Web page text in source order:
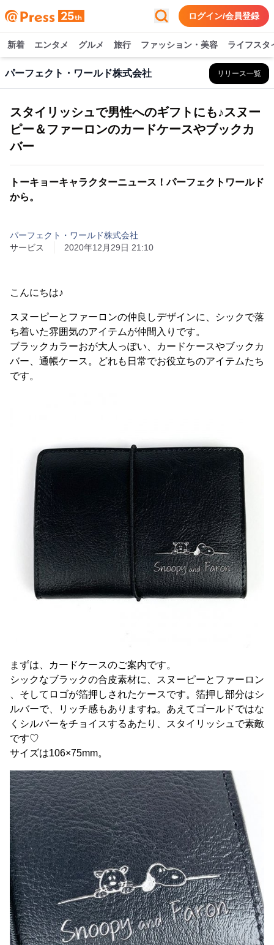
ログイン/会員登録
新着 エンタメ グルメ 旅行 ファッション・美容 ライフスタ
パーフェクト・ワールド株式会社 リリース一覧
スタイリッシュで男性へのギフトにも♪スヌー
ピー＆ファーロンのカードケースやブックカ
バー
トーキョーキャラクターニュース！パーフェクトワールド
から。
パーフェクト・ワールド株式会社
サービス
2020年12月29日 21:10
こんにちは♪
スヌーピーとファーロンの仲良しデザインに、シックで落
ち着いた雰囲気のアイテムが仲間入りです。
ブラックカラーおが大人っぽい、カードケースやブックカ
バー、通帳ケース。どれも日常でお役立ちのアイテムたち
です。
まずは、カードケースのご案内です。
シックなブラックの合皮素材に、スヌーピーとファーロン
、そしてロゴが箔押しされたケースです。箔押し部分はシ
ルバーで、リッチ感もありますね。あえてゴールドではな
くシルバーをチョイスするあたり、スタイリッシュで素敵
です♡
サイズは106×75mm。